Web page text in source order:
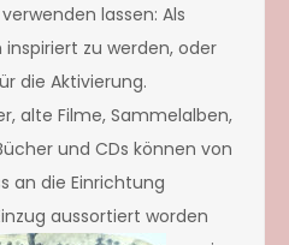
lassen: Als
zu werden, oder
die Aktivierung.
alte Filme, Sammelalben,
und CDs können von
an die Einrichtung
aussortiert worden